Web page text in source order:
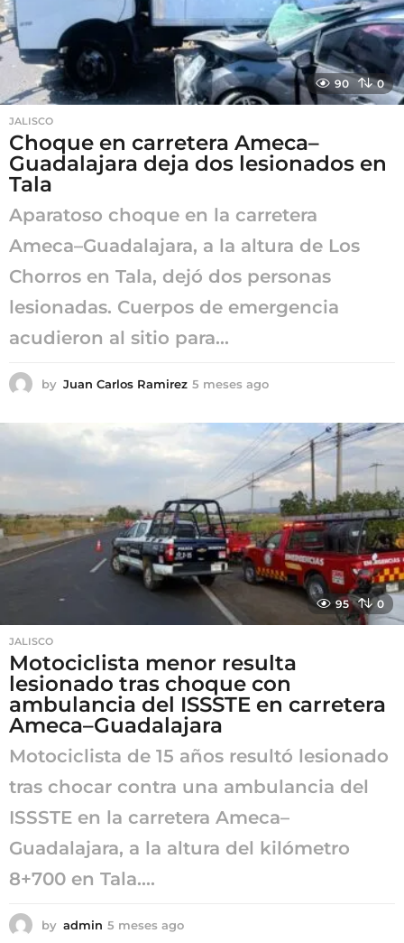
90 0
JALISCO
Choque en carretera Ameca–
Guadalajara deja dos lesionados en
Tala
Aparatoso choque en la carretera
Ameca–Guadalajara, a la altura de Los
Chorros en Tala, dejó dos personas
lesionadas. Cuerpos de emergencia
acudieron al sitio para...
by Juan Carlos Ramirez 5 meses ago
s
e
s
g
o
95 0
JALISCO
Motociclista menor resulta
lesionado tras choque con
ambulancia del ISSSTE en carretera
Ameca–Guadalajara
Motociclista de 15 años resultó lesionado
tras chocar contra una ambulancia del
ISSSTE en la carretera Ameca–
Guadalajara, a la altura del kilómetro
8+700 en Tala....
by admin 5 meses ago